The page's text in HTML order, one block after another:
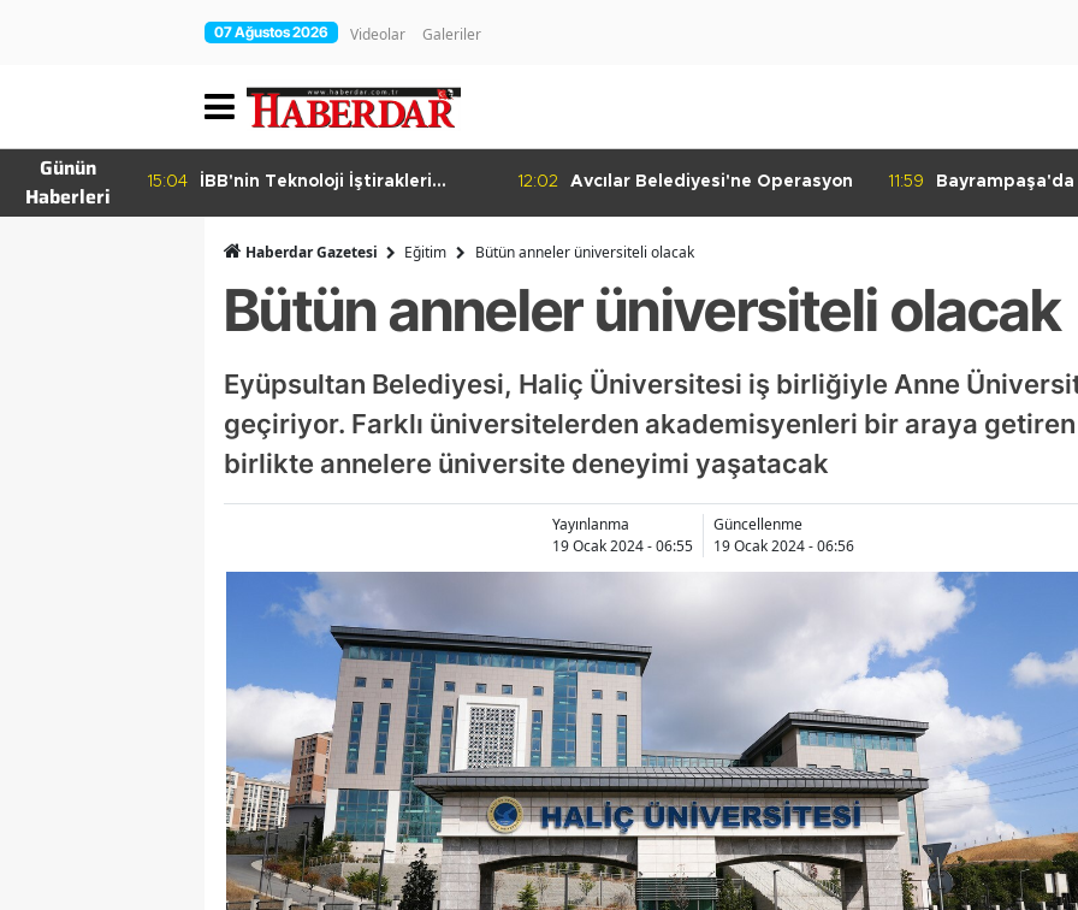
07 Ağustos 2026 Videolar Galeriler
Günün
Haberleri
Bamyası
15:04
İBB'nin Teknoloji İştirakleri
12:02 Avcılar Belediyesi'ne Operasyon 11:59
Bayrampaşa'da
Haberdar Gazetesi Eğitim Bütün anneler üniversiteli olacak
Bütün anneler üniversiteli olacak
Eyüpsultan Belediyesi, Haliç Üniversitesi iş birliğiyle Anne
geçiriyor. Farklı üniversitelerden akademisyenleri bir araya
birlikte annelere üniversite deneyimi yaşatacak
Yayınlanma
19 Ocak 2024 - 06:55
Güncellenme
19 Ocak 2024 - 06:56